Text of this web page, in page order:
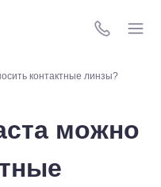
8 (800) 511-
контактные линзы?
можно